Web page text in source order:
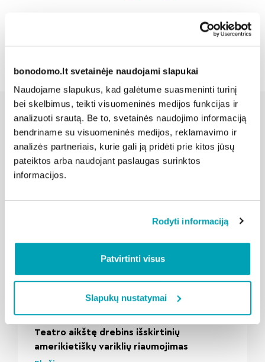
bonodomo.lt svetainėje naudojami slapukai
Naudojame slapukus, kad galėtume suasmeninti turinį
bei skelbimus, teikti visuomeninės medijos funkcijas ir
analizuoti srautą. Be to, svetainės naudojimo informaciją
bendriname su visuomeninės medijos, reklamavimo ir
analizės partneriais, kurie gali ją pridėti prie kitos jūsų
pateiktos arba naudojant paslaugas surinktos
informacijos.
Rodyti informaciją
Patvirtinti visus
Slapukų nustatymai
Susijusios naujienos
" loading="lazy"/>
Kalba Klaipėda 2026-08-03
Teatro aikštę drebins išskirtinių
amerikietiškų variklių riaumojimas